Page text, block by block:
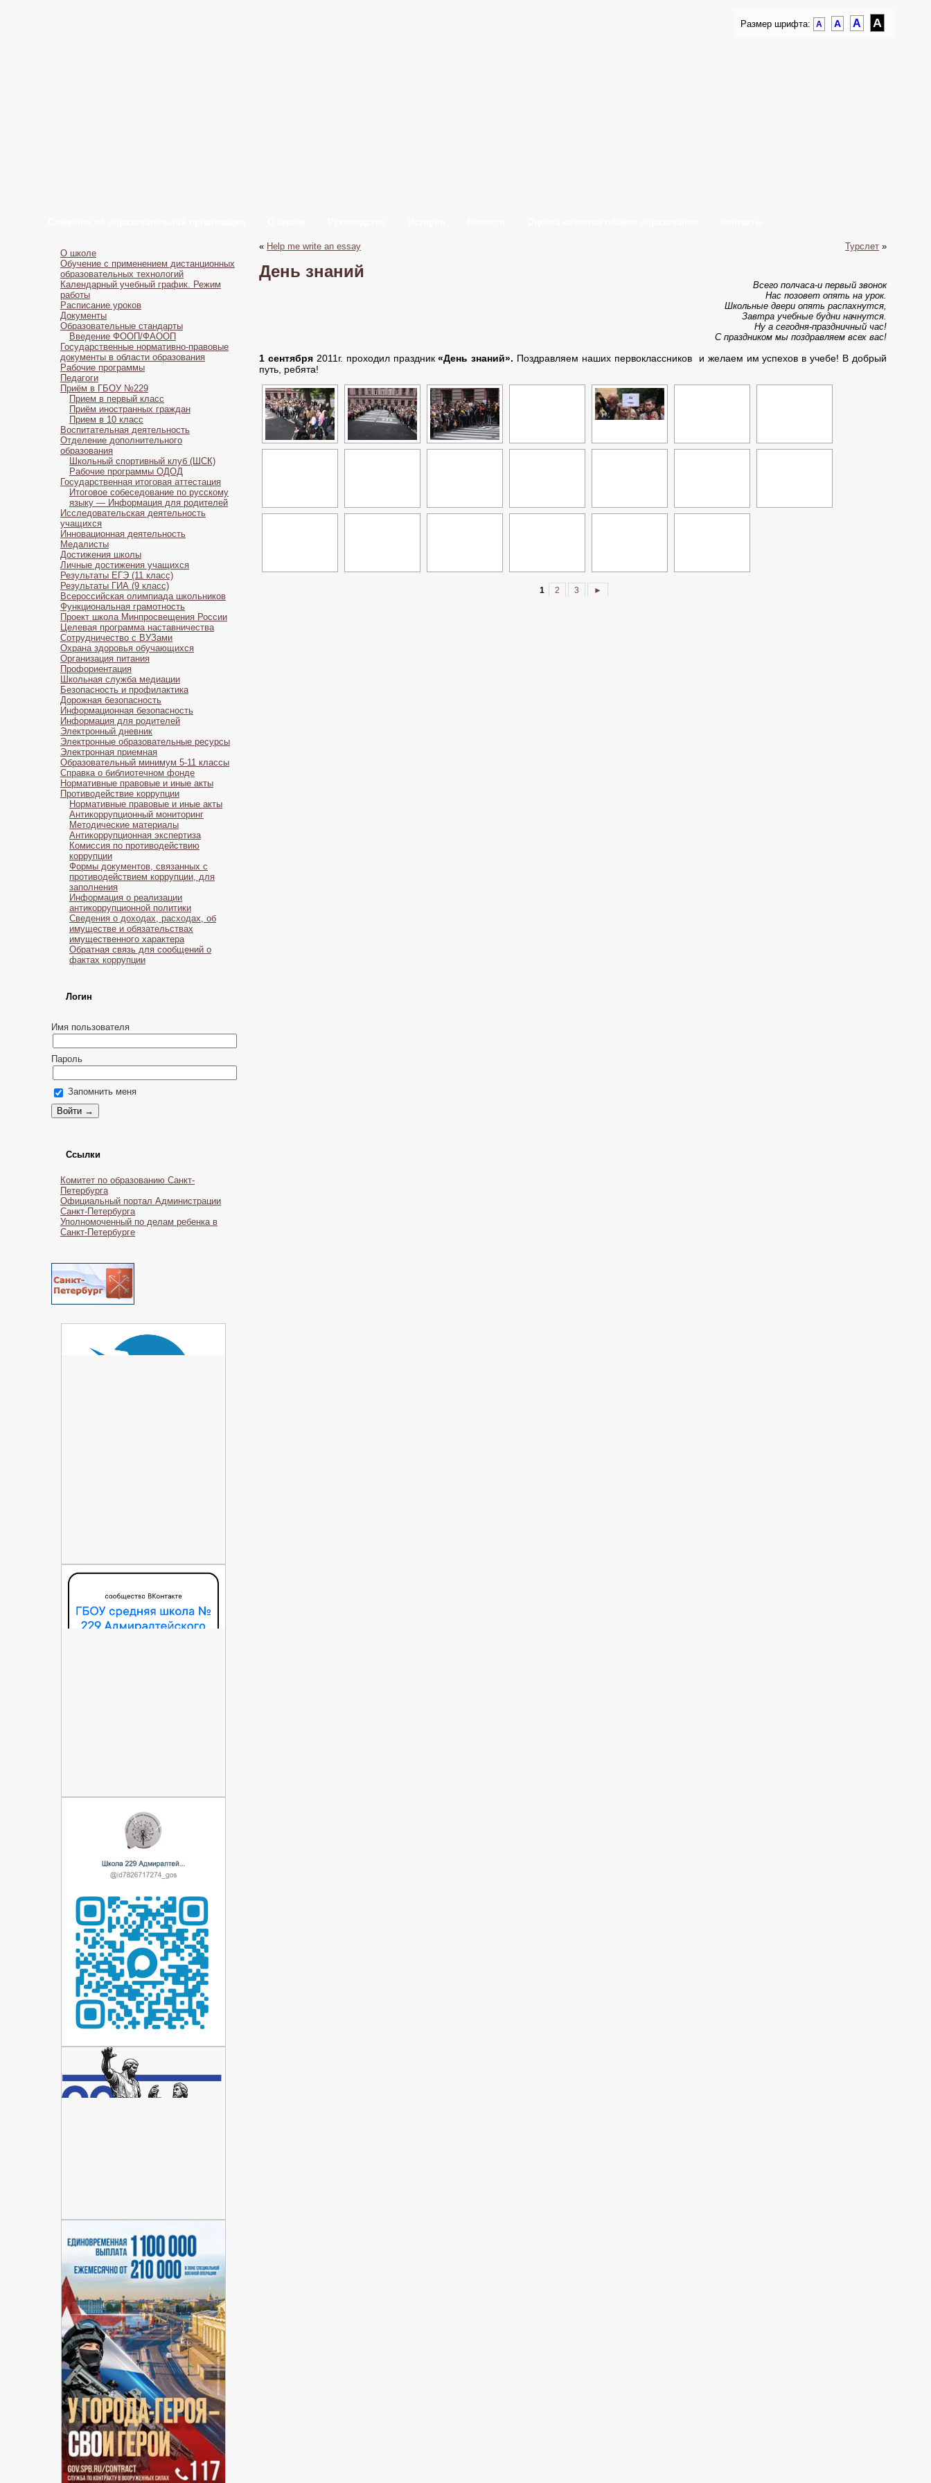
Размер шрифта: A A A A
О школе
Обучение с применением дистанционных
образовательных технологий
Календарный учебный график. Режим
работы
Расписание уроков
Документы
Образовательные стандарты
Введение ФООП/ФАООП
Государственные нормативно-правовые
документы в области образования
Рабочие программы
Педагоги
Приём в ГБОУ №229
Прием в первый класс
Приём иностранных граждан
Прием в 10 класс
Воспитательная деятельность
Отделение дополнительного
образования
Школьный спортивный клуб (ШСК)
Рабочие программы ОДОД
Государственная итоговая аттестация
Итоговое собеседование по русскому
языку — Информация для родителей
Исследовательская деятельность
учащихся
Инновационная деятельность
Медалисты
Достижения школы
Личные достижения учащихся
Результаты ЕГЭ (11 класс)
Результаты ГИА (9 класс)
Всероссийская олимпиада школьников
Функциональная грамотность
Проект школа Минпросвещения России
Целевая программа наставничества
Сотрудничество с ВУЗами
Охрана здоровья обучающихся
Организация питания
Профориентация
Школьная служба медиации
Безопасность и профилактика
Дорожная безопасность
Информационная безопасность
Информация для родителей
Электронный дневник
Электронные образовательные ресурсы
Электронная приемная
Образовательный минимум 5-11 классы
Справка о библиотечном фонде
Нормативные правовые и иные акты
Противодействие коррупции
Нормативные правовые и иные акты
Антикоррупционный мониторинг
Методические материалы
Антикоррупционная экспертиза
Комиссия по противодействию
коррупции
Формы документов, связанных с
противодействием коррупции, для
заполнения
Информация о реализации
антикоррупционной политики
Сведения о доходах, расходах, об
имуществе и обязательствах
имущественного характера
Обратная связь для сообщений о
фактах коррупции
Логин
Имя пользователя
Пароль
Запомнить меня
Ссылки
Комитет по образованию Санкт-
Петербурга
Официальный портал Администрации
Санкт-Петербурга
Уполномоченный по делам ребенка в
Санкт-Петербурге
« Help me write an essay Турслет »
День знаний
Всего полчаса-и первый звонок
Нас позовет опять на урок.
Школьные двери опять распахнутся,
Завтра учебные будни начнутся.
Ну а сегодня-праздничный час!
С праздником мы поздравляем всех вас!
1 сентября2011г. проходил праздник«День знаний». Поздравляем наших первоклассников и желаем им успехов в учебе! В добрый
путь, ребята!
1 2 3 ►